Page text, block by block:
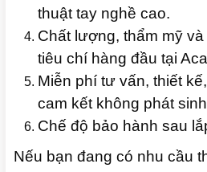
thuật tay nghề cao.
Chất lượng, thẩm mỹ
tiêu chí hàng đầu tại
Miễn phí tư vấn, thiết
cam kết không phát
Chế độ bảo hành sau
Nếu bạn đang có nhu cầu